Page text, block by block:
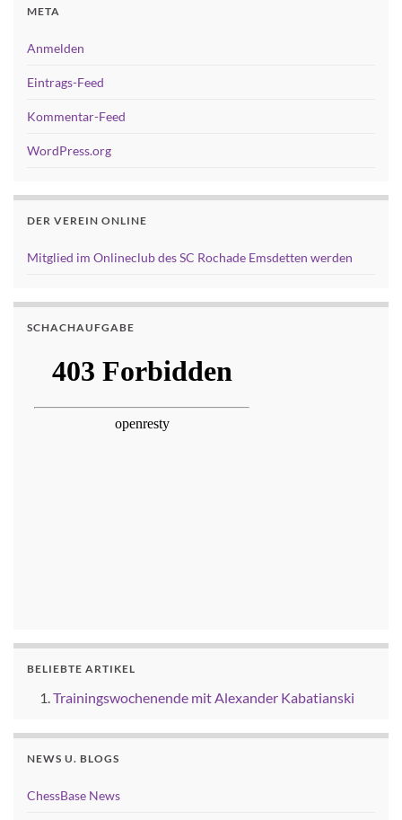
META
Anmelden
Eintrags-Feed
Kommentar-Feed
WordPress.org
DER VEREIN ONLINE
Mitglied im Onlineclub des SC Rochade Emsdetten werden
SCHACHAUFGABE
BELIEBTE ARTIKEL
Trainingswochenende mit Alexander Kabatianski
NEWS U. BLOGS
ChessBase News